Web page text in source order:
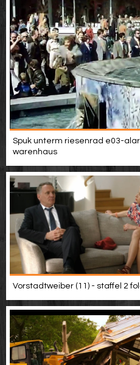
Spuk unterm riesenrad e03-
warenhaus
Vorstadtweiber (11) - staffel 2